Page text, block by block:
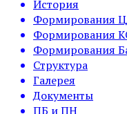
История
Формирования
Формирования
Формирования
Структура
Галерея
Документы
ПБ и ПН